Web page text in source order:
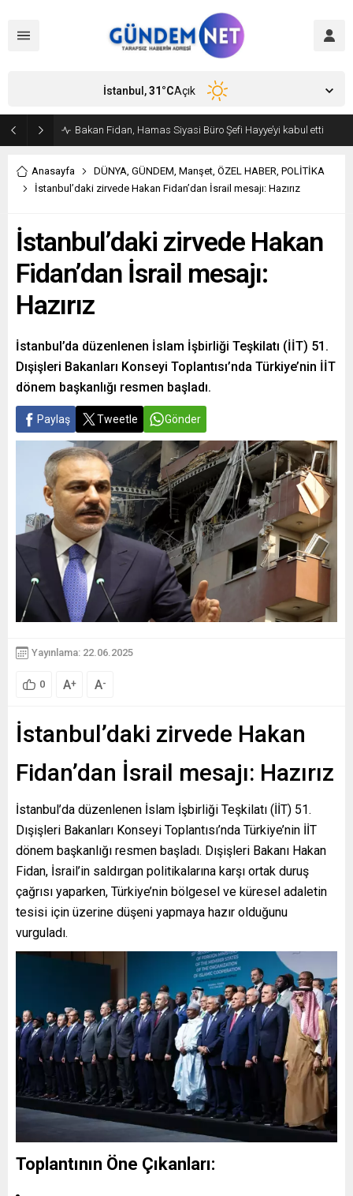
Bakan Fidan, Hamas Siyasi Büro Şefi Hayye’yi kabul etti
İstanbul,31°CAçık
Anasayfa DÜNYA, GÜNDEM, Manşet, ÖZEL HABER, POLİTİKA
İstanbul’daki zirvede Hakan Fidan’dan İsrail mesajı: Hazırız
İstanbul’daki zirvede Hakan
Fidan’dan İsrail mesajı:
Hazırız
İstanbul’da düzenlenen İslam İşbirliği Teşkilatı (İİT) 51.
Dışişleri Bakanları Konseyi Toplantısı’nda Türkiye’nin İİT
dönem başkanlığı resmen başladı.
Paylaş Tweetle Gönder
Yayınlama: 22.06.2025
0 A+ A-
İstanbul’daki zirvede Hakan
Fidan’dan İsrail mesajı: Hazırız
İstanbul’da düzenlenen İslam İşbirliği Teşkilatı (İİT) 51.
Dışişleri Bakanları Konseyi Toplantısı’nda Türkiye’nin İİT
dönem başkanlığı resmen başladı. Dışişleri Bakanı Hakan
Fidan, İsrail’in saldırgan politikalarına karşı ortak duruş
çağrısı yaparken, Türkiye’nin bölgesel ve küresel adaletin
tesisi için üzerine düşeni yapmaya hazır olduğunu
vurguladı.
Toplantının Öne Çıkanları: